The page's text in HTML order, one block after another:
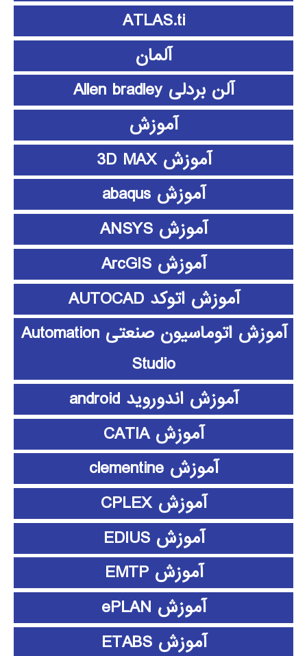
ATLAS.ti
آلمان
آلن بردلی Allen bradley
آموزش
آموزش 3D MAX
آموزش abaqus
آموزش ANSYS
آموزش ArcGIS
آموزش اتوکد AUTOCAD
آموزش اتوماسیون صنعتی Automation
Studio
آموزش اندوروید android
آموزش CATIA
آموزش clementine
آموزش CPLEX
آموزش EDIUS
آموزش EMTP
آموزش ePLAN
آموزش ETABS